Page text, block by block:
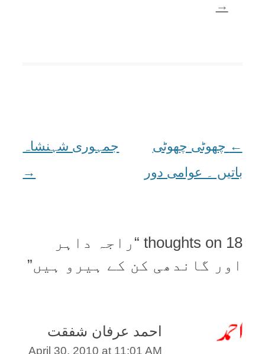
→
Post
navigation
← چھوٹی چھوٹی
باتیں ۔ عوامی دور
جمہوری شہنشاہ
→
18 thoughts on “
راجہ داہر
اور گاندھی کن کے ہيرو ہيں”
احمد عرفان شفقت
April 30, 2010 at 11:01 AM